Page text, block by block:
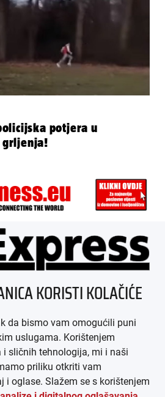
potjera u
grljenja!
UNS
AGB
KORISTI KOLAČIĆE
da bismo vam omogućili puni
uslugama. Korištenjem
i sličnih tehnologija, mi i naši
priliku otkriti vam
i oglase. Slažem se s korištenjem